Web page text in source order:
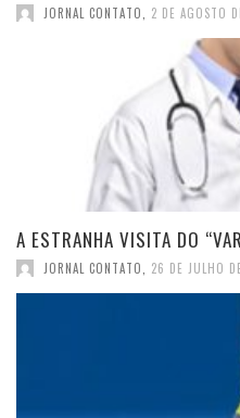
JORNAL CONTATO 2 DE AGOSTO
A ESTRANHA VISITA DO
JORNAL CONTATO 26 DE JULHO